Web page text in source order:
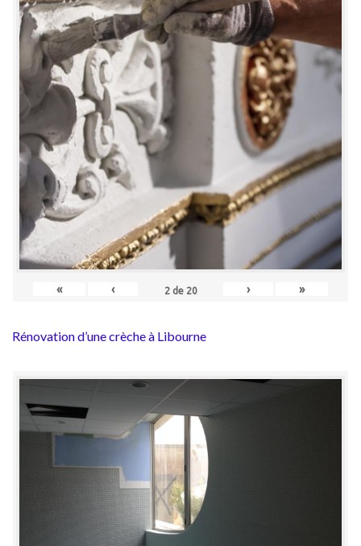
« ‹ 2de 20 › »
Rénovation d’une crèche à Libourne